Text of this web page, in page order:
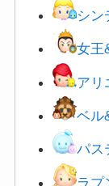
シン
女王
アリ
ベル
パス
ラプ